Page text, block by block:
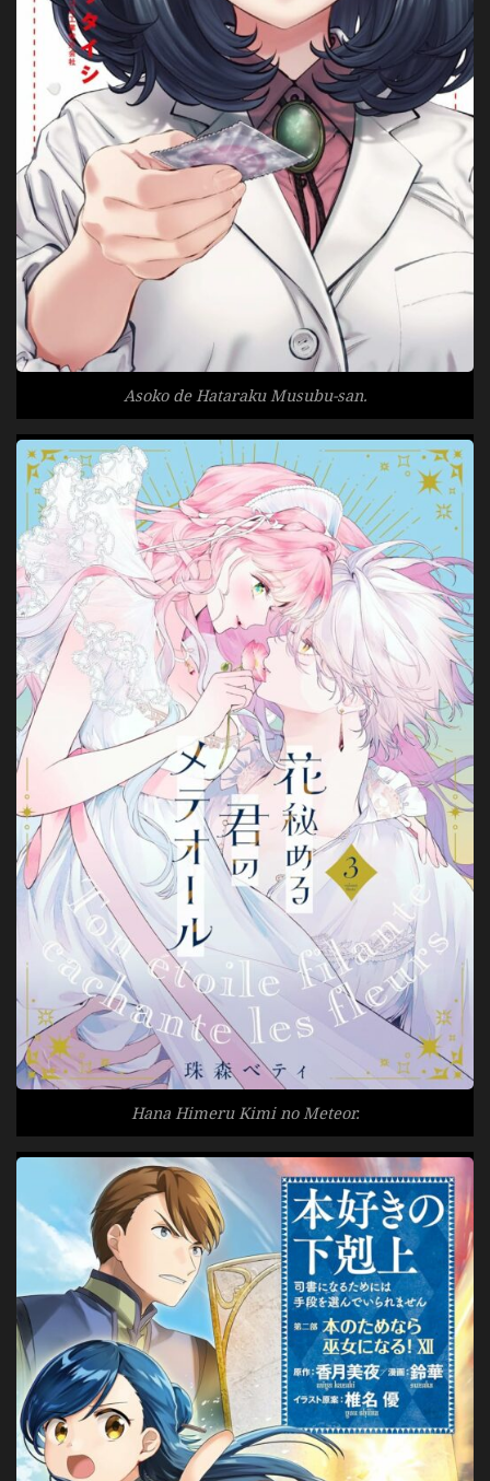
Asoko de Hataraku Musubu-san.
Hana Himeru Kimi no Meteor.